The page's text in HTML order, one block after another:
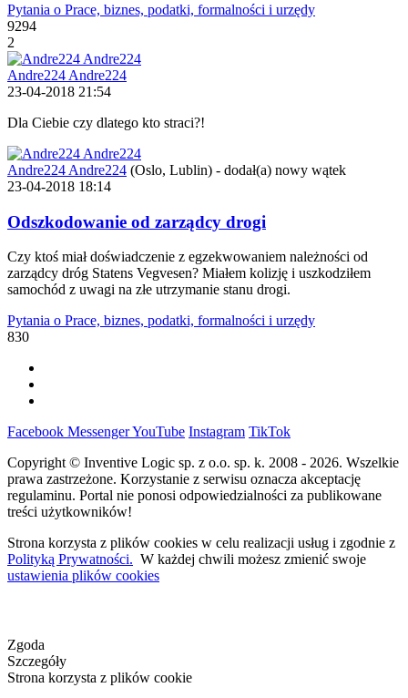
Pytania o Prace, biznes, podatki, formalności i urzędy
9294
2
Andre224 Andre224
23-04-2018 21:54
Dla Ciebie czy dlatego kto straci?!
Andre224 Andre224 (Oslo, Lublin) - dodał(a) nowy wątek
23-04-2018 18:14
Odszkodowanie od zarządcy drogi
Czy ktoś miał doświadczenie z egzekwowaniem należności od
zarządcy dróg Statens Vegvesen? Miałem kolizję i uszkodziłem
samochód z uwagi na złe utrzymanie stanu drogi.
Pytania o Prace, biznes, podatki, formalności i urzędy
830
Facebook MessengerYouTube Instagram TikTok
Copyright © Inventive Logic sp. z o.o. sp. k. 2008 - 2026. Wszelkie
prawa zastrzeżone. Korzystanie z serwisu oznacza akceptację
regulaminu. Portal nie ponosi odpowiedzialności za publikowane
treści użytkowników!
Strona korzysta z plików cookies w celu realizacji usług i zgodnie z
Polityką Prywatności. W każdej chwili możesz zmienić swoje
ustawienia plików cookies
Zgoda
Szczegóły
Strona korzysta z plików cookie